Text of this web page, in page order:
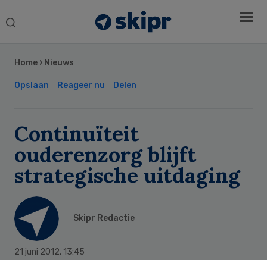
Search
Home › Nieuws
Opslaan Reageer nu Delen
Continuïteit
ouderenzorg blijft
strategische uitdaging
Skipr Redactie
21 juni 2012, 13:45
Sidebar